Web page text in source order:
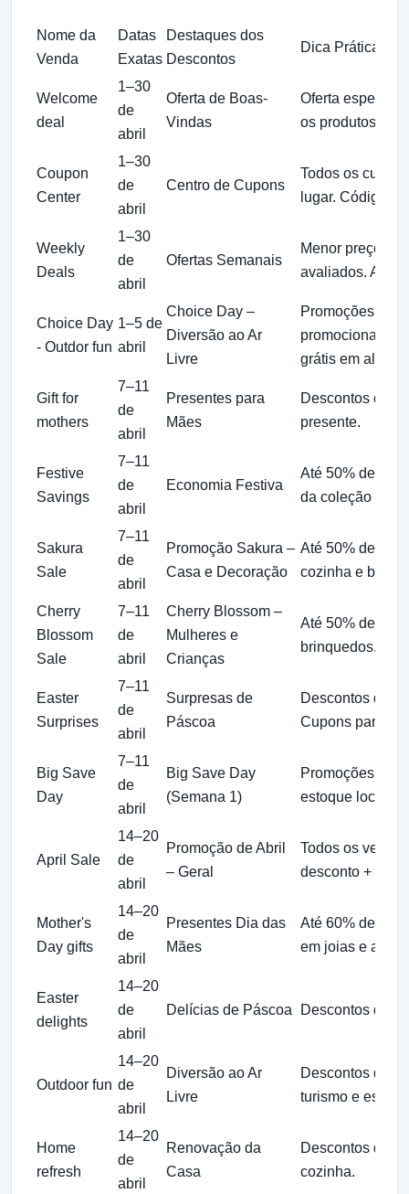
Nome da
Venda
Datas
Exatas
Destaques dos
Descontos
Dica Prática
Welcome
deal
1–30
de
abril
Oferta de Boas-
Vindas
Oferta especial
os produtos por
Coupon
Center
1–30
de
abril
Centro de Cupons
Todos os
lugar. Códigos
Weekly
Deals
1–30
de
abril
Ofertas Semanais
Menor preço
avaliados. Até
Choice Day
- Outdor fun
1–5 de
abril
Choice Day –
Diversão ao Ar
Livre
Promoções
promocionais.
grátis em
Gift for
mothers
7–11
de
abril
Presentes para
Mães
Descontos de
presente.
Festive
Savings
7–11
de
abril
Economia Festiva
Até 50% de
da coleção
Sakura
Sale
7–11
de
abril
Promoção Sakura –
Casa e Decoração
Até 50% de
cozinha e
Cherry
Blossom
Sale
7–11
de
abril
Cherry Blossom –
Mulheres e
Crianças
Até 50% de
brinquedos.
Easter
Surprises
7–11
de
abril
Surpresas de
Páscoa
Descontos de
Cupons para
Big Save
Day
7–11
de
abril
Big Save Day
(Semana 1)
Promoções em
estoque local e
April Sale
14–20
de
abril
Promoção de Abril
– Geral
Todos os
desconto +
Mother's
Day gifts
14–20
de
abril
Presentes Dia das
Mães
Até 60% de
em joias e
Easter
delights
14–20
de
abril
Delícias de Páscoa Descontos de
Outdoor fun
14–20
de
abril
Diversão ao Ar
Livre
Descontos de
turismo e
Home
refresh
14–20
de
abril
Renovação da
Casa
Descontos de
cozinha.